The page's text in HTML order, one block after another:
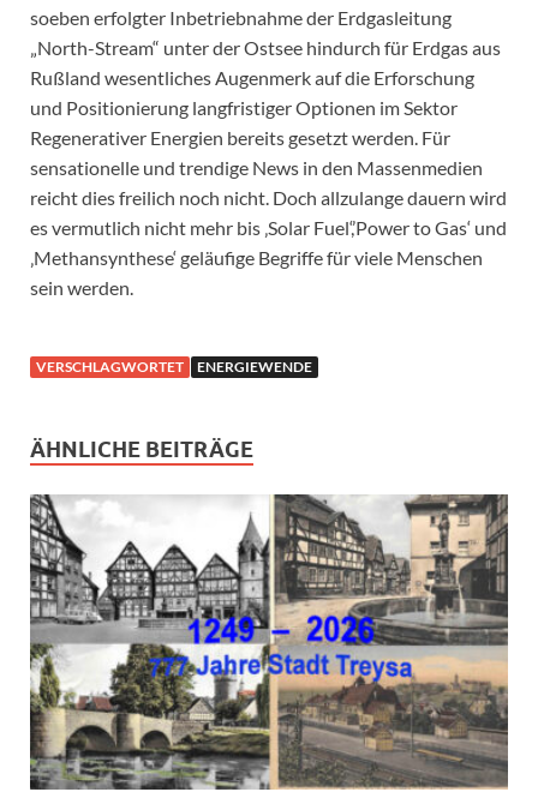
soeben erfolgter Inbetriebnahme der Erdgasleitung
„North-Stream“ unter der Ostsee hindurch für Erdgas aus
Rußland wesentliches Augenmerk auf die Erforschung
und Positionierung langfristiger Optionen im Sektor
Regenerativer Energien bereits gesetzt werden. Für
sensationelle und trendige News in den Massenmedien
reicht dies freilich noch nicht. Doch allzulange dauern wird
es vermutlich nicht mehr bis ‚Solar Fuel‘,’Power to Gas‘ und
‚Methansynthese‘ geläufige Begriffe für viele Menschen
sein werden.
VERSCHLAGWORTET ENERGIEWENDE
ÄHNLICHE BEITRÄGE